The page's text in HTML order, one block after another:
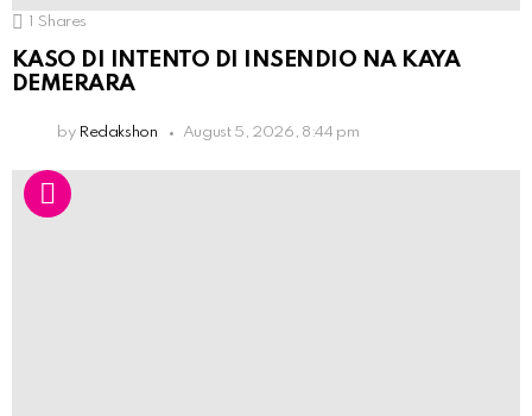
1 Shares
KASO DI INTENTO DI INSENDIO NA KAYA
DEMERARA
by Redakshon August 5, 2026, 8:44 pm